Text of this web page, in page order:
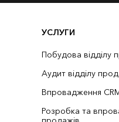
УСЛУГИ
Побудова відділу
Аудит відділу
Впровадження
Розробка та